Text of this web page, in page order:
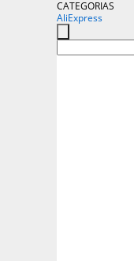
CATEGORIAS
AliExpress